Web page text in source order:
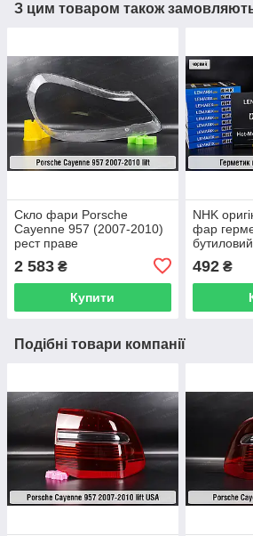
З цим товаром також
Скло фари Porsche
Cayenne 957 (2007-2010)
рест праве
2 583 ₴
Купити
NHK
фар
492₴
Подібні товари компанії